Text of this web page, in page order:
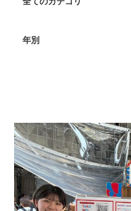
年別